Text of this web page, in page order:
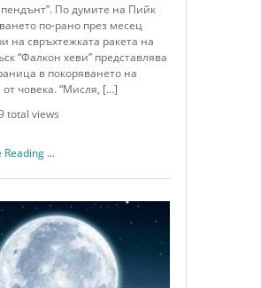
По думите на Пийк
по-рано през месец
на свръхтежката ракета на
“Фалкон хеви” представлява
в покоряването на
от човека. “Мисля, […]
total views
...